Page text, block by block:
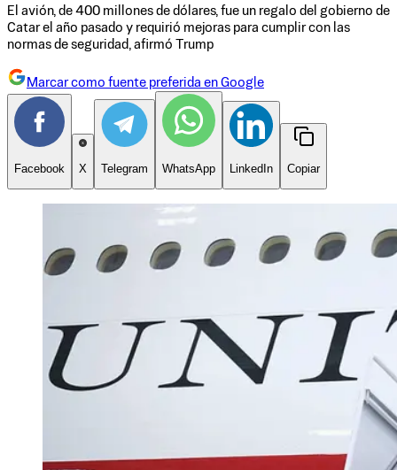
El avión, de 400 millones de dólares, fue un regalo del gobierno de
Catar el año pasado y requirió mejoras para cumplir con las
normas de seguridad, afirmó Trump
Marcar como fuente preferida en Google
Facebook X Telegram WhatsApp LinkedIn Copiar